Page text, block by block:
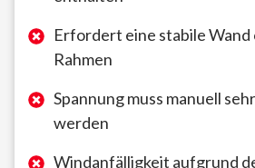
Erfordert eine stabile Wand
Rahmen
Spannung muss manuell
werden
Windanfälligkeit aufgrund